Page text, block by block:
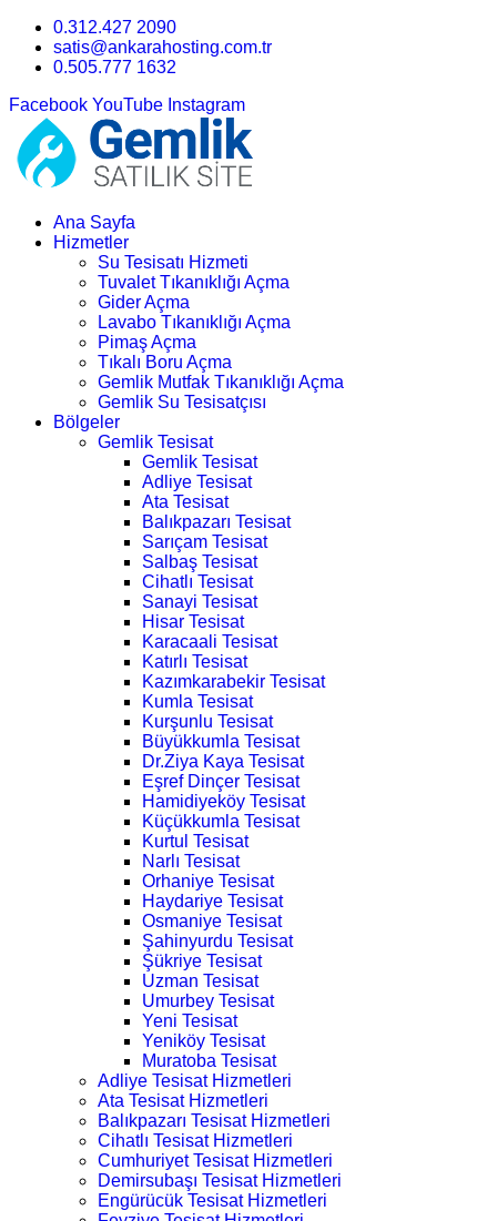
0.312.427 2090
satis@ankarahosting.com.tr
0.505.777 1632
Facebook YouTube Instagram
Ana Sayfa
Hizmetler
Su Tesisatı Hizmeti
Tuvalet Tıkanıklığı Açma
Gider Açma
Lavabo Tıkanıklığı Açma
Pimaş Açma
Tıkalı Boru Açma
Gemlik Mutfak Tıkanıklığı Açma
Gemlik Su Tesisatçısı
Bölgeler
Gemlik Tesisat
Gemlik Tesisat
Adliye Tesisat
Ata Tesisat
Balıkpazarı Tesisat
Sarıçam Tesisat
Salbaş Tesisat
Cihatlı Tesisat
Sanayi Tesisat
Hisar Tesisat
Karacaali Tesisat
Katırlı Tesisat
Kazımkarabekir Tesisat
Kumla Tesisat
Kurşunlu Tesisat
Büyükkumla Tesisat
Dr.Ziya Kaya Tesisat
Eşref Dinçer Tesisat
Hamidiyeköy Tesisat
Küçükkumla Tesisat
Kurtul Tesisat
Narlı Tesisat
Orhaniye Tesisat
Haydariye Tesisat
Osmaniye Tesisat
Şahinyurdu Tesisat
Şükriye Tesisat
Uzman Tesisat
Umurbey Tesisat
Yeni Tesisat
Yeniköy Tesisat
Muratoba Tesisat
Adliye Tesisat Hizmetleri
Ata Tesisat Hizmetleri
Balıkpazarı Tesisat Hizmetleri
Cihatlı Tesisat Hizmetleri
Cumhuriyet Tesisat Hizmetleri
Demirsubaşı Tesisat Hizmetleri
Engürücük Tesisat Hizmetleri